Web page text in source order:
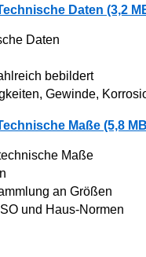
Daten (3,2
Daten
bebildert
Gewinde,
Maße (5,8
Maße
an Größen
und Haus-Normen